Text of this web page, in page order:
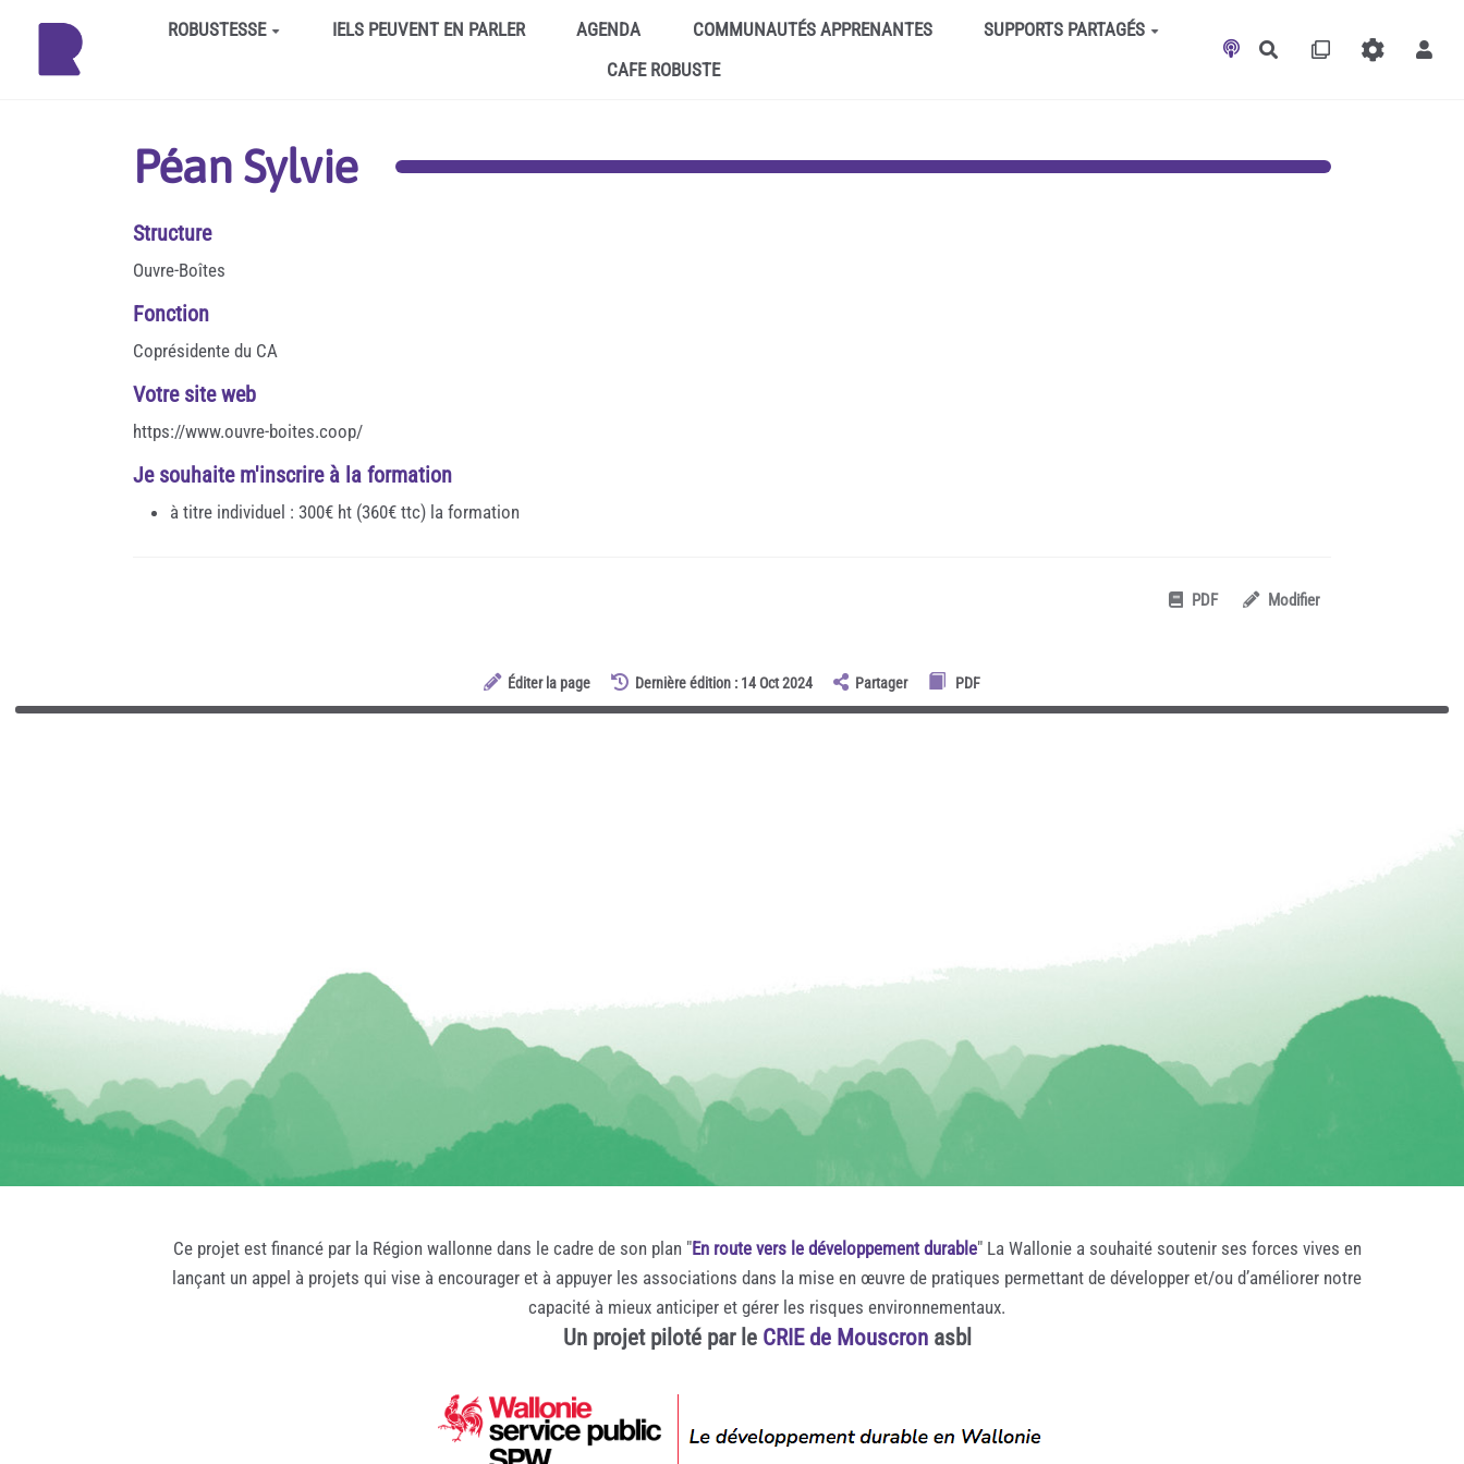
Aller au contenu principalROBUSTESSE IELS PEUVENT EN PARLER AGENDA COMMUNAUTÉS APPRENANTES
SUPPORTS PARTAGÉS
CAFE ROBUSTE
Rechercher
Péan Sylvie
Structure
Ouvre-Boîtes
Fonction
Coprésidente du CA
Votre site web
https://www.ouvre-boites.coop/
Je souhaite m'inscrire à la formation
à titre individuel : 300€ ht (360€ ttc) la formation
PDF Modifier
Éditer la page Dernière édition : 14 Oct 2024 Partager PDF
Ce projet est financé par la Région wallonne dans le cadre de son plan "En route vers le développement durable" La Wallonie a souhaité soutenir ses forces vives en
lançant un appel à projets qui vise à encourager et à appuyer les associations dans la mise en œuvre de pratiques permettant de développer et/ou d’améliorer notre
capacité à mieux anticiper et gérer les risques environnementaux.
Un projet piloté par le CRIE de Mouscronasbl